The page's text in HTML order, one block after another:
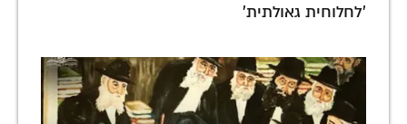
'לחלוחית גאולתית'